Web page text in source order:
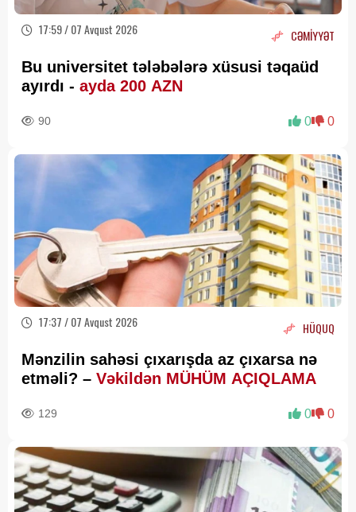
17:59 / 07 Avqust 2026 CƏMİYYƏT
Bu universitet tələbələrə xüsusi təqaüd
ayırdı - ayda 200 AZN
90 0 0
17:37 / 07 Avqust 2026 HÜQUQ
Mənzilin sahəsi çıxarışda az çıxarsa nə
etməli? – Vəkildən MÜHÜM AÇIQLAMA
129 0 0